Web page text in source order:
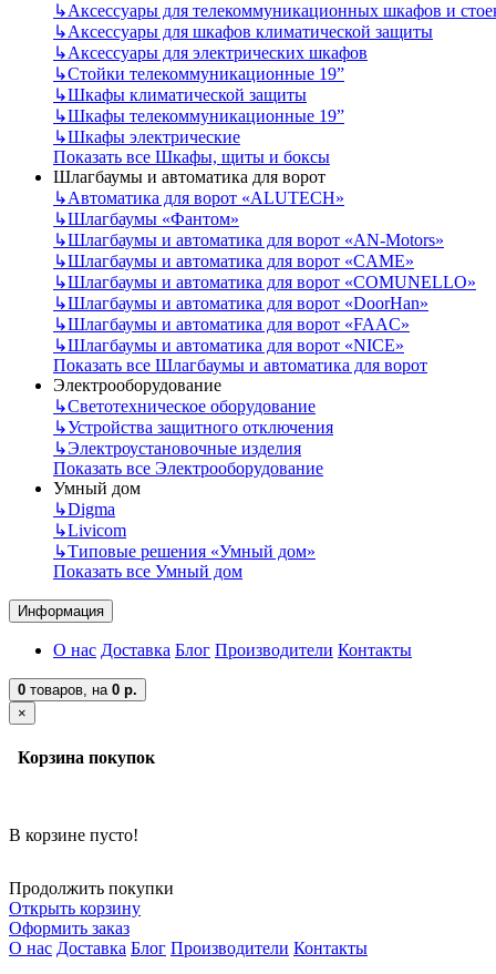
↳Аксессуары для телекоммуникационных шкафов и
↳Аксессуары для шкафов климатической защиты
↳Аксессуары для электрических шкафов
↳Стойки телекоммуникационные 19”
↳Шкафы климатической защиты
↳Шкафы телекоммуникационные 19”
↳Шкафы электрические
Показать все Шкафы, щиты и боксы
Шлагбаумы и автоматика для ворот
↳Автоматика для ворот «ALUTECH»
↳Шлагбаумы «Фантом»
↳Шлагбаумы и автоматика для ворот «AN-Motors»
↳Шлагбаумы и автоматика для ворот «CAME»
↳Шлагбаумы и автоматика для ворот «COMUNELLO»
↳Шлагбаумы и автоматика для ворот «DoorHan»
↳Шлагбаумы и автоматика для ворот «FAAC»
↳Шлагбаумы и автоматика для ворот «NICE»
Показать все Шлагбаумы и автоматика для ворот
Электрооборудование
↳Светотехническое оборудование
↳Устройства защитного отключения
↳Электроустановочные изделия
Показать все Электрооборудование
Умный дом
↳Digma
↳Livicom
↳Типовые решения «Умный дом»
Показать все Умный дом
Информация
О нас Доставка Блог Производители Контакты
0 товаров, на 0 р.
×
Корзина покупок
В корзине пусто!
Продолжить покупки
Открыть корзину
Оформить заказ
О нас Доставка Блог Производители Контакты